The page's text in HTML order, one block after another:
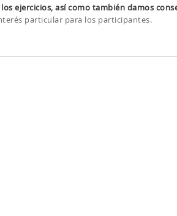
ejercicios, así como también damos
particular para los participantes.